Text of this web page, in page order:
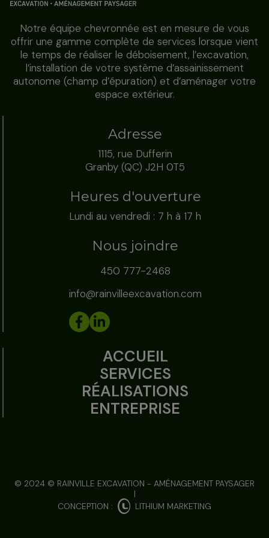
Notre équipe chevronnée est en mesure de vous
offrir une gamme complète de services lorsque vient
le temps de réaliser le déboisement, l’excavation,
l’installation de votre système d’assainissement
autonome (champ d’épuration) et d’aménager votre
espace extérieur.
Adresse
1115, rue Dufferin
Granby (QC) J2H 0T5
Heures d'ouverture
Lundi au vendredi : 7 h à 17 h
Nous joindre
450 777-2468
info@rainvilleexcavation.com
ACCUEIL
SERVICES
RÉALISATIONS
ENTREPRISE
© 2024 © RAINVILLE EXCAVATION - AMÉNAGEMENT PAYSAGER
|
CONCEPTION :
LITHIUM MARKETING